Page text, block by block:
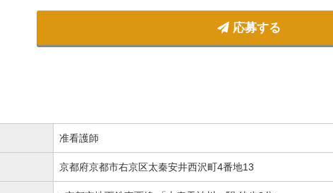
応募する
准看護師
京都府京都市右京区太秦安井西沢町4番地13